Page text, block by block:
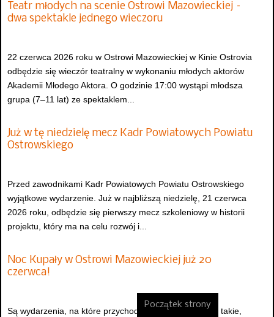
Teatr młodych na scenie Ostrowi Mazowieckiej –
dwa spektakle jednego wieczoru
22 czerwca 2026 roku w Ostrowi Mazowieckiej w Kinie Ostrovia
odbędzie się wieczór teatralny w wykonaniu młodych aktorów
Akademii Młodego Aktora. O godzinie 17:00 wystąpi młodsza
grupa (7–11 lat) ze spektaklem...
Już w tę niedzielę mecz Kadr Powiatowych Powiatu
Ostrowskiego
Przed zawodnikami Kadr Powiatowych Powiatu Ostrowskiego
wyjątkowe wydarzenie. Już w najbliższą niedzielę, 21 czerwca
2026 roku, odbędzie się pierwszy mecz szkoleniowy w historii
projektu, który ma na celu rozwój i...
Noc Kupały w Ostrowi Mazowieckiej już 20
czerwca!
Są wydarzenia, na które przychodzi się na chwilę, a są takie,
Początek strony